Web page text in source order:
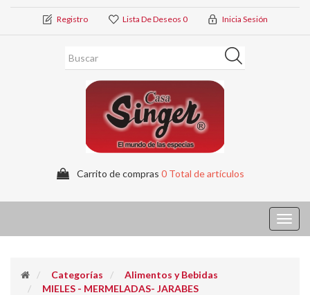
Registro Lista De Deseos 0 Inicia Sesión
Carrito de compras 0 Total de artículos
Categorías
Alimentos y Bebidas
MIELES - MERMELADAS- JARABES